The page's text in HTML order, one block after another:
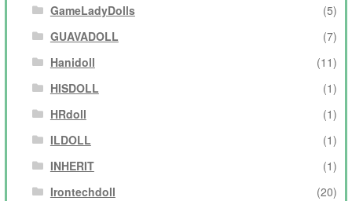
GameLadyDolls
(5)
GUAVADOLL
(7)
Hanidoll
(11)
HISDOLL
(1)
HRdoll
(1)
ILDOLL
(1)
INHERIT
(1)
Irontechdoll
(20)